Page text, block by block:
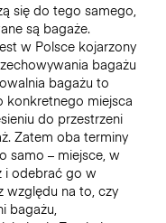
się do tego samego,
są bagaże.
w Polsce kojarzony
bagażu
bagażu to
konkretnego miejsca
do przestrzeni
Zatem oba terminy
samo – miejsce, w
i odebrać go w
względu na to, czy
bagażu,